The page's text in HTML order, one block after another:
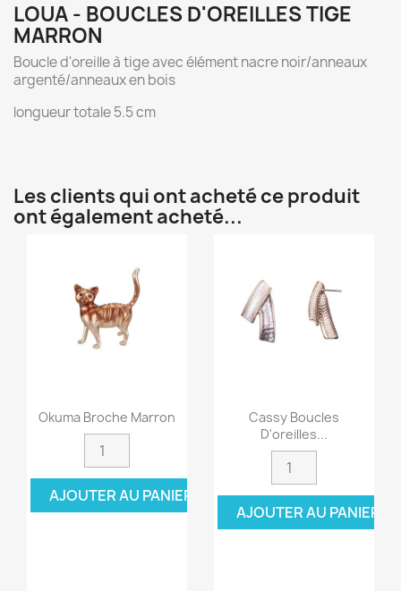
LOUA - BOUCLES D'OREILLES TIGE
MARRON
Boucle d'oreille à tige avec élément nacre noir/anneaux
argenté/anneaux en bois
longueur totale 5.5 cm
Les clients qui ont acheté ce produit
ont également acheté...
Okuma Broche Marron
AJOUTER AU PANIER
Cassy Boucles
D'oreilles...
AJOUTER AU PANIER